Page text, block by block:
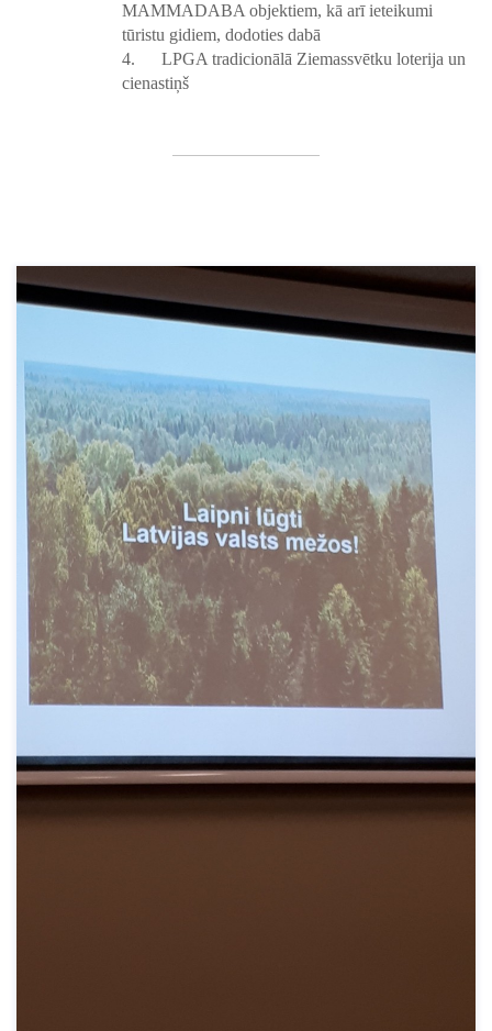
MAMMADABA objektiem, kā arī ieteikumi
tūristu gidiem, dodoties dabā
4.
LPGA tradicionālā Ziemassvētku loterija un
cienastiņš